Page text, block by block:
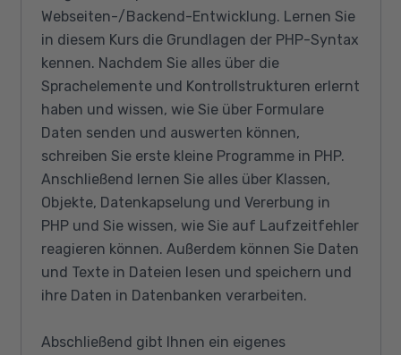
Webseiten-/Backend-Entwicklung. Lernen Sie
in diesem Kurs die Grundlagen der PHP-Syntax
kennen. Nachdem Sie alles über die
Sprachelemente und Kontrollstrukturen erlernt
haben und wissen, wie Sie über Formulare
Daten senden und auswerten können,
schreiben Sie erste kleine Programme in PHP.
Anschließend lernen Sie alles über Klassen,
Objekte, Datenkapselung und Vererbung in
PHP und Sie wissen, wie Sie auf Laufzeitfehler
reagieren können. Außerdem können Sie Daten
und Texte in Dateien lesen und speichern und
ihre Daten in Datenbanken verarbeiten.
Abschließend gibt Ihnen ein eigenes